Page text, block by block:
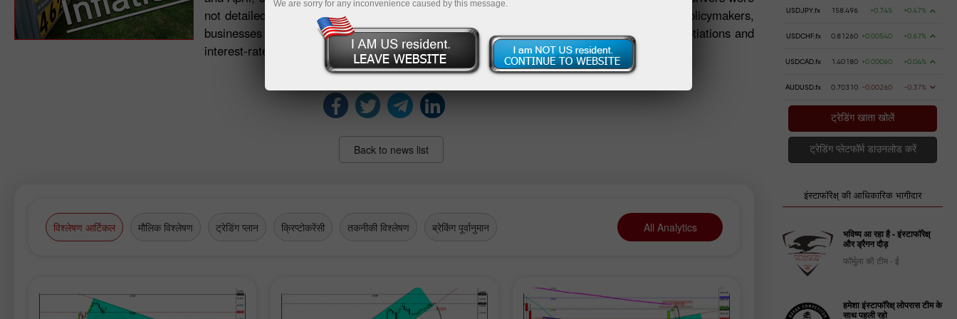
not detailed in the release, the scale of the increase is likely to draw close attention from policymakers,
businesses and consumers as they assess the implications for purchasing power, wage negotiations and
interest-rate expectations.
Back to news list
विश्लेषण आर्टिकल मौलिक विश्लेषण ट्रेडिंग प्लान क्रिप्टोकरेंसी तकनीकी विश्लेषण ब्रेकिंग पूर्वानुमान All Analytics
USDJPY.fx 158.496 +0.745 +0.47%
USDCHF.fx 0.81260 +0.00540 +0.67%
USDCAD.fx 1.40180 +0.00060 +0.04%
AUDUSD.fx 0.70310 -0.00260 -0.37%
ट्रेडिंग खाता खोलें
ट्रेडिंग प्लेटफॉर्म डाउनलोड करें
इंस्टाफॉरेक्ष् की आधिकारिक भागीदार
भविष्य आ रहा है - इंस्टाफॉरेक्ष्
और ड्रैगन दौड़
फॉर्मूला की टीम - ई
हमेशा इंस्टाफॉरेक्ष् लोपरास टीम के
साथ पहली रहो
We are sorry for any inconvenience caused by this message.